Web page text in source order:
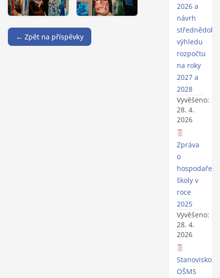
← Zpět na příspěvky
2026 a
návrh
výhledu
rozpočtu
na roky
2027 a
2028
Vyvěšeno:
28. 4.
2026
Zpráva
o
hospodaření
školy v
roce
2025
Vyvěšeno:
28. 4.
2026
Stanovisko
OŠMS